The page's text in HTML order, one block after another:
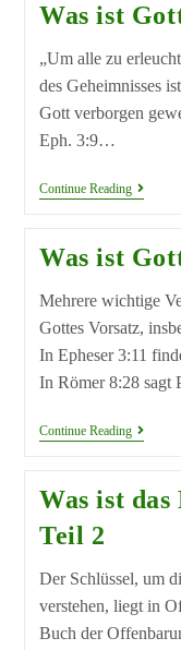
Was ist
„Um alle zu
des Geheimnisses
Gott verborgen
Eph. 3:9…
Continue Reading
Was ist
Mehrere wichtige
Gottes Vorsatz,
In Epheser 3:11
In Römer 8:28 sagt
Continue Reading
Was ist das
Teil 2
Der Schlüssel, um
verstehen, liegt in
Buch der